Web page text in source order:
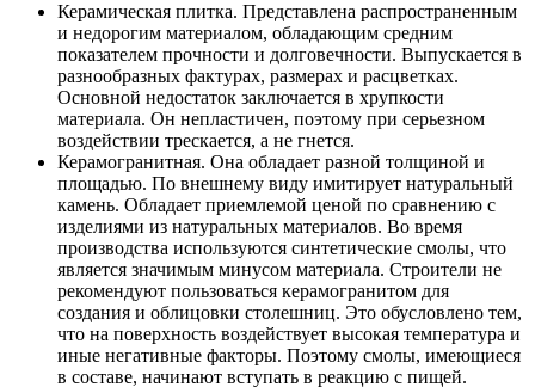
Керамическая плитка. Представлена распространенным
и недорогим материалом, обладающим средним
показателем прочности и долговечности. Выпускается в
разнообразных фактурах, размерах и расцветках.
Основной недостаток заключается в хрупкости
материала. Он непластичен, поэтому при серьезном
воздействии трескается, а не гнется.
Керамогранитная. Она обладает разной толщиной и
площадью. По внешнему виду имитирует натуральный
камень. Обладает приемлемой ценой по сравнению с
изделиями из натуральных материалов. Во время
производства используются синтетические смолы, что
является значимым минусом материала. Строители не
рекомендуют пользоваться керамогранитом для
создания и облицовки столешниц. Это обусловлено тем,
что на поверхность воздействует высокая температура и
иные негативные факторы. Поэтому смолы, имеющиеся
в составе, начинают вступать в реакцию с пищей.